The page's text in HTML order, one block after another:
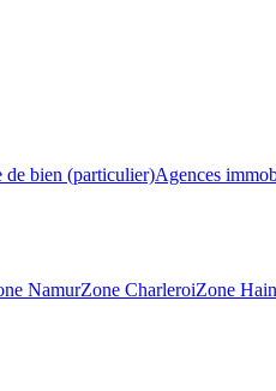
de bien (particulier)Agences
NamurZone CharleroiZone